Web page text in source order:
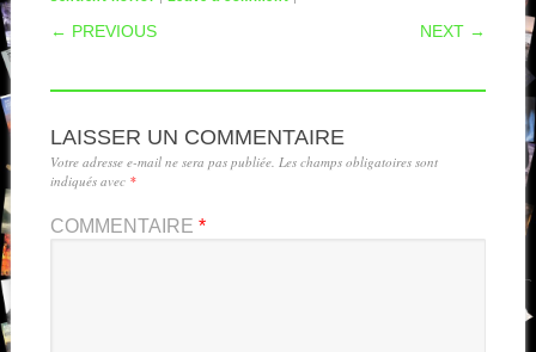
POST NAVIGATION
← PREVIOUS NEXT →
LAISSER UN COMMENTAIRE
Votre adresse e-mail ne sera pas publiée. Les champs obligatoires sont
indiqués avec *
COMMENTAIRE *